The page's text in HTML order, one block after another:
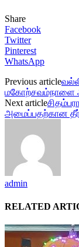
Share
Facebook
Twitter
Pinterest
WhatsApp
Previous article
மகோற்சவம்நாளை
Next article
அமைப்பதற்கான
admin
RELATED